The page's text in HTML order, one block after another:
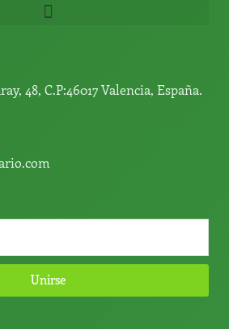
48, C.P:46017 Valencia, España.
Unirse